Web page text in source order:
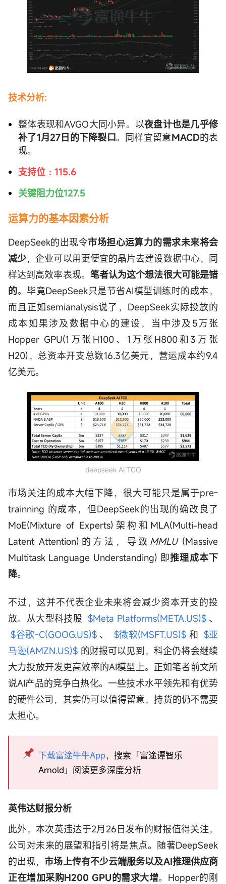
技术分析:
整体表现和AVGO大同小异。以夜盘计也是几乎修
补了1月27日的下降裂口。同样宜留意MACD的表
现。
支持位﹕115.6
关键阻力位127.5
运算力的基本因素分析
DeepSeek的出现令市场担心运算力的需求未来将会
减少，企业可以用更便宜的晶片去建设数据中心，同
样达到高效率表现。 笔者认为这个想法很大可能是错
的。毕竟DeepSeek只是节省AI模型训练时的成本，
而且正如semianalysis说了，DeepSeek实际投放的
成本如果涉及数据中心的建设，当中涉及5万张
Hopper GPU(1万张H100、1万张H800和3万张
H20)，总资本开支总数16.3亿美元，营运成本约9.4
亿美元。
deepseek AI TCO
市场关注的成本大幅下降，很大可能只是属于pre-
trainning 的成本，但DeepSeek的出现的确改良了
MoE(Mixture of Experts)架构和MLA(Multi-head
Latent Attention)的方法，导致 MMLU(Massive
Multitask Language Understanding) 即推理成本下
降。
不过，这并不代表企业未来将会减少资本开支的投
放。从大型科技股$Meta Platforms(META.US)$、
$谷歌-C(GOOG.US)$、 $微软(MSFT.US)$ 和 $亚
马逊(AMZN.US)$ 的财报可以见到，科企仍将会继续
大力投放开发更高效率的AI模型上。正如笔者前文所
说AI产品的竞争白热化。一些技术水平领先和有优势
的硬件公司，其实仍可以值得留意，持货的仍不需要
太担心。
下载富途牛牛App，搜索「富途谭智乐
Arnold」阅读更多深度分析
英伟达财报分析
此外，本次英违达于2月26日发布的财报值得关注，
公司对未来的展望和指引将是焦点。随著DeepSeek
的出现， 市场上传有不少云端服务以及AI推理供应商
正在增加采购H200 GPU的需求大增。Hopper的刚